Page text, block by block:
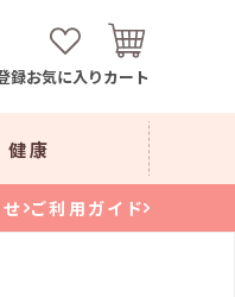
録お気に入りカート
健康
ご利用ガイド